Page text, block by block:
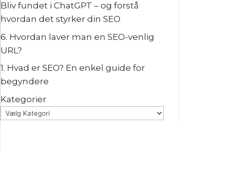
Bliv fundet i ChatGPT – og forstå
hvordan det styrker din SEO
6. Hvordan laver man en SEO-venlig
URL?
1. Hvad er SEO? En enkel guide for
begyndere
Kategorier